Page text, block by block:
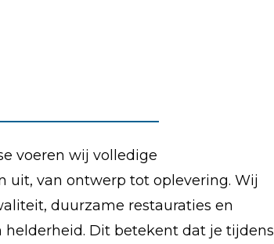
voeren wij volledige
uit, van ontwerp tot oplevering. Wij
duurzame restauraties en
helderheid. Dit betekent dat je tijdens